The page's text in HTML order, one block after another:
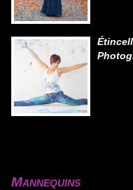
Mannequins